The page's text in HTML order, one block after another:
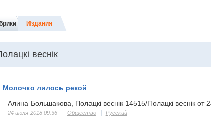
Издания
веснік
Молочко лилось рекой
Алина Большакова, Полацкі веснік 14515/Полацкі веснік от
24 июля 2018 09:36 Общество Русский